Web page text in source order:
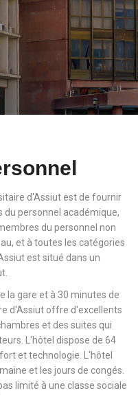
d'Assiut est de fournir
personnel académique,
du personnel non
et à toutes les catégories
est situé dans un
la gare et à 30 minutes de
d'Assiut offre d'excellents
et des suites qui
L'hôtel dispose de 64
et technologie. L'hôtel
et les jours de congés.
limité à une classe sociale